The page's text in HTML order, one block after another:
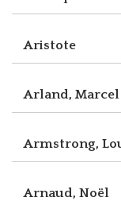
Aristote
Arland, Marcel
Armstrong,
Arnaud, Noël